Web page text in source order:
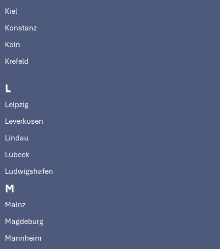
Kiel
Konstanz
Köln
Krefeld
L
Leipzig
Leverkusen
Lindau
Lübeck
Ludwigshafen
M
Mainz
Magdeburg
Mannheim